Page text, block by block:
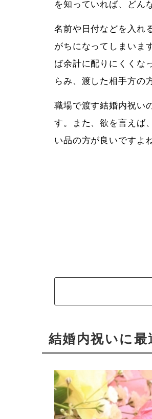
を知っていれば、どん
名前や日付などを入れ
がちになってしまいま
ば余計に配りにくくな
らみ、渡した相手方の
職場で渡す結婚内祝い
す。また、欲を言えば
い品の方が良いですよね
結婚内祝いに